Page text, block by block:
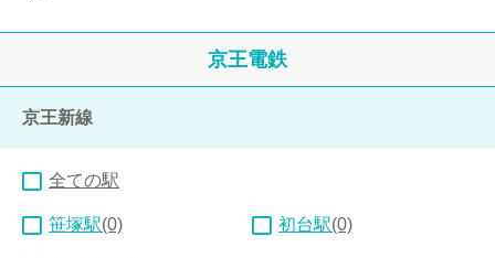
京王電鉄
京王新線
全ての駅
笹塚駅(0) 初台駅(0)